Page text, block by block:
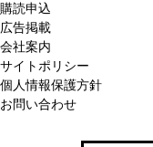
購読申込
広告掲載
会社案内
サイトポリシー
個人情報保護方針
お問い合わせ